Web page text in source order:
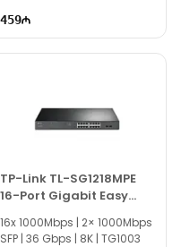
459
TP-Link TL-SG1218MPE
16-Port Gigabit Easy
Smart PoE+ Switch with
2 SFP
16x 1000Mbps | 2× 1000Mbps
SFP | 36 Gbps | 8K | TG1003